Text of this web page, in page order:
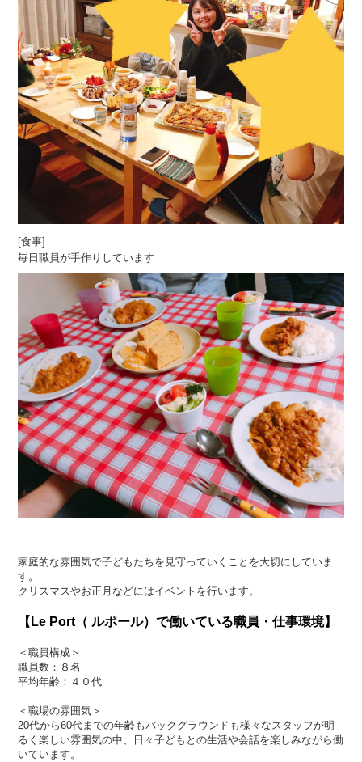
[食事]
毎日職員が手作りしています
家庭的な雰囲気で子どもたちを見守っていくことを大切にしていま
す。
クリスマスやお正月などにはイベントを行います。
【Le Port（ ルポール）で働いている職員・仕事環境】
＜職員構成＞
職員数：８名
平均年齢：４０代
＜職場の雰囲気＞
20代から60代までの年齢もバックグラウンドも様々なスタッフが明
るく楽しい雰囲気の中、日々子どもとの生活や会話を楽しみながら働
いています。